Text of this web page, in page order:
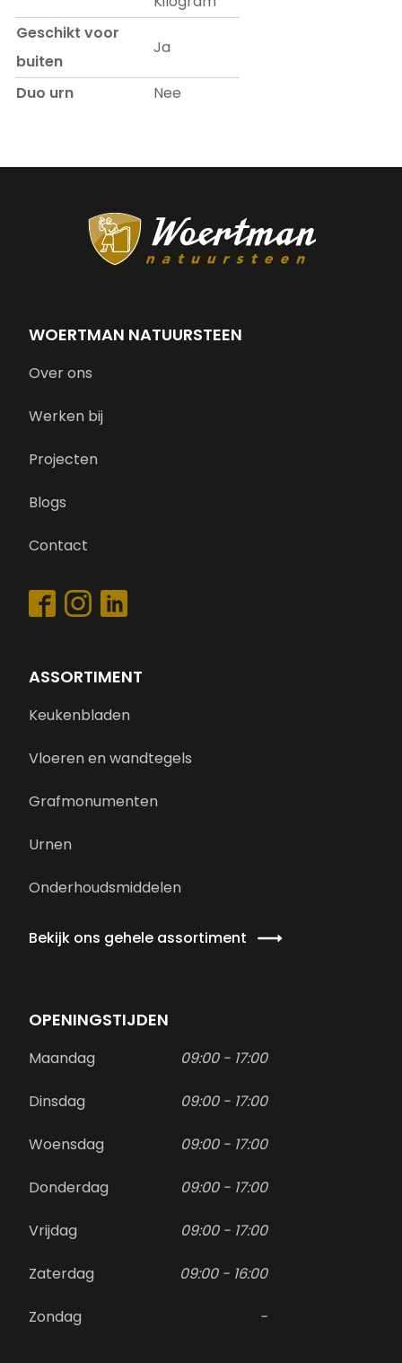
Geschikt voor
buiten
Ja
Duo urn Nee
WOERTMAN NATUURSTEEN
Over ons
Werken bij
Projecten
Blogs
Contact
ASSORTIMENT
Keukenbladen
Vloeren en wandtegels
Grafmonumenten
Urnen
Onderhoudsmiddelen
Bekijk ons gehele assortiment
OPENINGSTIJDEN
Maandag 09:00 - 17:00
Dinsdag 09:00 - 17:00
Woensdag 09:00 - 17:00
Donderdag 09:00 - 17:00
Vrijdag 09:00 - 17:00
Zaterdag 09:00 - 16:00
Zondag -